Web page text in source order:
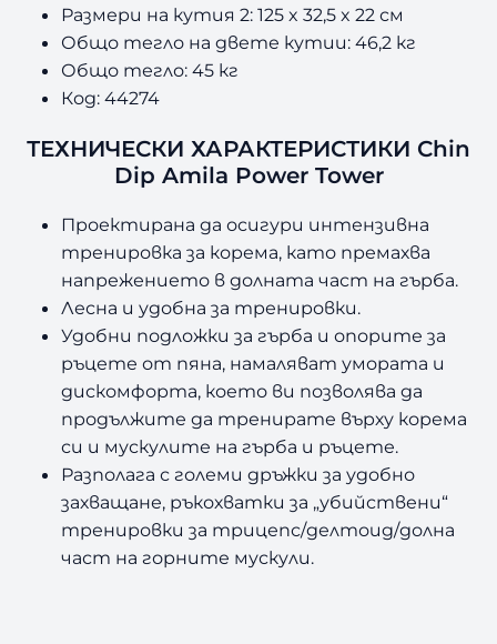
m
a
Размери на кутия 2: 125 x 32,5 x 22 см
Общо тегло на двете кутии: 46,2 кг
Общо тегло: 45 кг
Код: 44274
ТЕХНИЧЕСКИ ХАРАКТЕРИСТИКИ Chin
Dip Amila Power Tower
Проектирана да осигури интензивна
тренировка за корема, като премахва
напрежението в долната част на гърба.
Лесна и удобна за тренировки.
Удобни подложки за гърба и опорите за
ръцете от пяна, намаляват умората и
дискомфорта, което ви позволява да
продължите да тренирате върху корема
си и мускулите на гърба и ръцете.
Разполага с големи дръжки за удобно
захващане, ръкохватки за „убийствени“
тренировки за трицепс/делтоид/долна
част на горните мускули.